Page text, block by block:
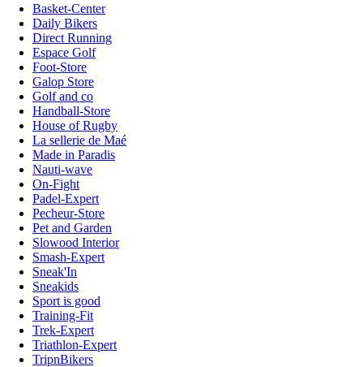
Basket-Center
Daily Bikers
Direct Running
Espace Golf
Foot-Store
Galop Store
Golf and co
Handball-Store
House of Rugby
La sellerie de Maé
Made in Paradis
Nauti-wave
On-Fight
Padel-Expert
Pecheur-Store
Pet and Garden
Slowood Interior
Smash-Expert
Sneak'In
Sneakids
Sport is good
Training-Fit
Trek-Expert
Triathlon-Expert
TripnBikers